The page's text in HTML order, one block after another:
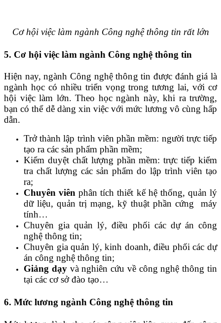
Cơ hội việc làm ngành Công nghệ thông tin rất lớn
5. Cơ hội việc làm ngành Công nghệ thông tin
Hiện nay, ngành Công nghệ thông tin được đánh giá là
ngành học có nhiều triển vọng trong tương lai, với cơ
hội việc làm lớn. Theo học ngành này, khi ra trường,
bạn có thể dễ dàng xin việc với mức lương vô cùng hấp
dẫn.
Trở thành lập trình viên phần mềm: người trực tiếp
tạo ra các sản phẩm phần mềm;
Kiểm duyệt chất lượng phần mềm: trực tiếp kiểm
tra chất lượng các sản phẩm do lập trình viên tạo
ra;
Chuyên viên phân tích thiết kế hệ thống, quản lý
dữ liệu, quản trị mạng, kỹ thuật phần cứng máy
tính…
Chuyên gia quản lý, điều phối các dự án công
nghệ thông tin;
Chuyên gia quản lý, kinh doanh, điều phối các dự
án công nghệ thông tin;
Giảng dạyvà nghiên cứu về công nghệ thông tin
tại các cơ sở đào tạo…
6. Mức lương ngành Công nghệ thông tin